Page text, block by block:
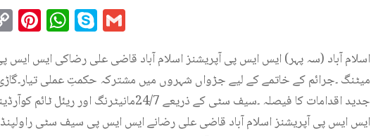
Copy
Link
Pinterest
WhatsApp
Skype
اسلام آباد (سہ پہر) ایس ایس پی آپریشنز اسلام آباد قاضی علی رضاکی ایس
میٹنگ ۔جرائم کے خاتمے کے لیے جڑواں شہروں میں مشترکہ حکمتِ عملی
جدید اقدامات کا فیصلہ ۔سیف سٹی کے ذریعے 24/
ایس ایس پی آپریشنز اسلام آباد قاضی علی رضانے ایس ایس پی سیف سٹی